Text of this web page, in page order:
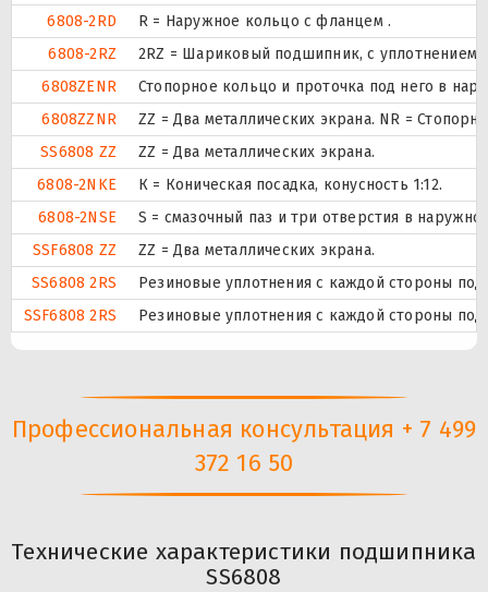
6808-2RD
R = Наружное кольцо с фланцем .
6808-2RZ
2RZ = Шариковый подшипник, с уплотнением
6808ZENR
Стопорное кольцо и проточка под него в
6808ZZNR
ZZ = Два металлических экрана. NR =
SS6808 ZZ
ZZ = Два металлических экрана.
6808-2NKE
К = Коническая посадка, конусность 1:12.
6808-2NSE
S = смазочный паз и три отверстия в
SSF6808 ZZ
ZZ = Два металлических экрана.
SS6808 2RS
Резиновые уплотнения с каждой стороны
SSF6808 2RS
Резиновые уплотнения с каждой стороны
Профессиональная консультация + 7 499
372 16 50
Технические характеристики подшипника
SS6808